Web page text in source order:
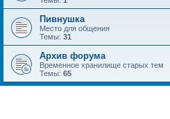
Пивнушка
Место для общения
Темы: 31
Архив форума
Временное хранилище старых тем
Темы: 65